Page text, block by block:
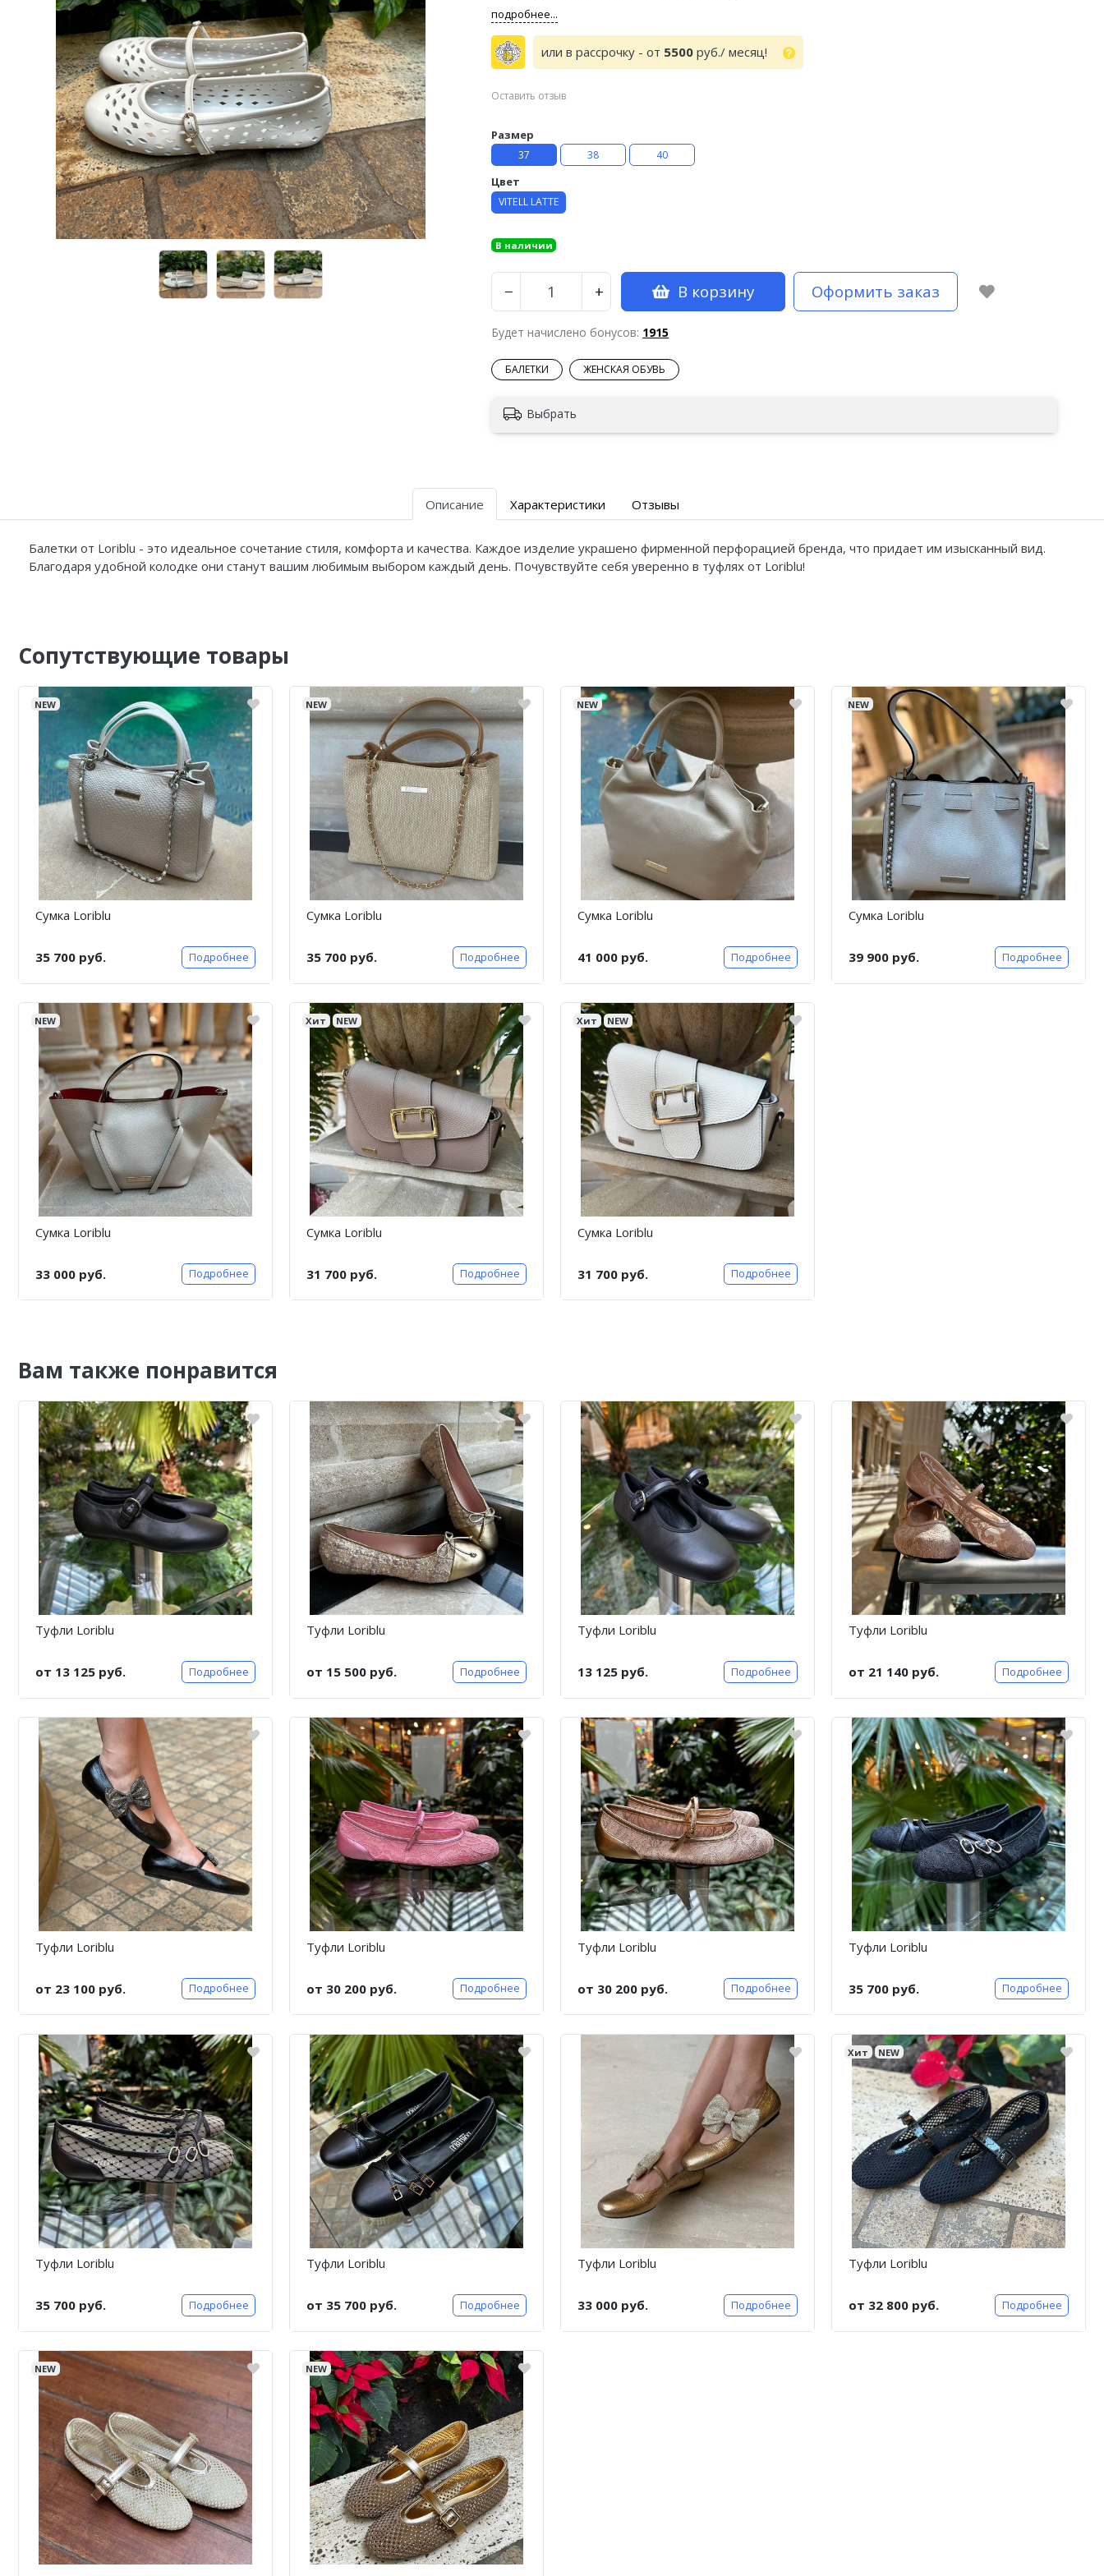
подробнее...
или в рассрочку - от 5500 руб./ месяц!
Оставить отзыв
Размер
37 38 40
Цвет
VITELL LATTE
В наличии
− + В корзину Оформить заказ
Будет начислено бонусов: 1915
БАЛЕТКИ ЖЕНСКАЯ ОБУВЬ
Выбрать
Описание Характеристики Отзывы
Балетки от Loriblu - это идеальное сочетание стиля, комфорта и качества. Каждое изделие украшено фирменной перфорацией бренда, что придает им изысканный вид.
Благодаря удобной колодке они станут вашим любимым выбором каждый день. Почувствуйте себя уверенно в туфлях от Loriblu!
Сопутствующие товары
NEW
Сумка Loriblu
35 700 руб. Подробнее
NEW
Сумка Loriblu
35 700 руб. Подробнее
NEW
Сумка Loriblu
41 000 руб. Подробнее
NEW
Сумка Loriblu
39 900 руб. Подробнее
NEW
Сумка Loriblu
33 000 руб. Подробнее
Хит NEW
Сумка Loriblu
31 700 руб. Подробнее
Хит NEW
Сумка Loriblu
31 700 руб. Подробнее
Вам также понравится
Туфли Loriblu
от 13 125 руб. Подробнее
Туфли Loriblu
от 15 500 руб. Подробнее
Туфли Loriblu
13 125 руб. Подробнее
Туфли Loriblu
от 21 140 руб. Подробнее
Туфли Loriblu
от 23 100 руб. Подробнее
Туфли Loriblu
от 30 200 руб. Подробнее
Туфли Loriblu
от 30 200 руб. Подробнее
Туфли Loriblu
35 700 руб. Подробнее
Туфли Loriblu
35 700 руб. Подробнее
Туфли Loriblu
от 35 700 руб. Подробнее
Туфли Loriblu
33 000 руб. Подробнее
Хит NEW
Туфли Loriblu
от 32 800 руб. Подробнее
NEW NEW
Полусапоги
Сапоги
Ботфорты
Женская обувь со скидкой
Казаки